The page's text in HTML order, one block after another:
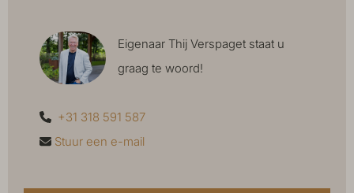
Eigenaar Thij Verspaget staat u
graag te woord!
+31 318 591 587
Stuur een e-mail